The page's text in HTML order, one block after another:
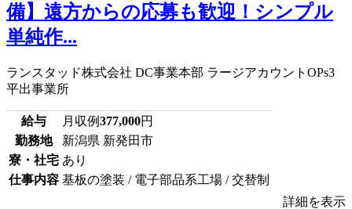
備】遠方からの応募も歓迎！シンプル
単純作...
ランスタッド株式会社 DC事業本部 ラージアカウントOPs3
平出事業所
給与 月収例377,000円
勤務地
新潟県 新発田市
寮・社宅 あり
仕事内容 基板の塗装 / 電子部品系工場 / 交替制
詳細を表示